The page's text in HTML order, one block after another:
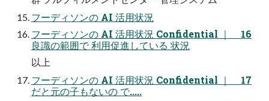
フーディソンの AI 活⽤状況
フーディソンの AI 活⽤状況 Confidential ｜ 16
良識の範囲で 利⽤促進している 状況
以上
フーディソンの AI 活⽤状況 Confidential ｜ 17
だと元の⼦もないの で.....